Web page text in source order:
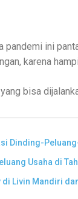
pandemi ini
karena
bisa
Dinding-
Usaha di
di Livin Mandiri